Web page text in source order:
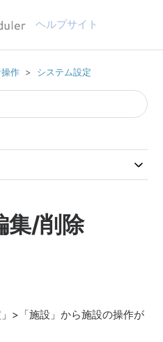
ヘルプサイト
作 システム設定
集/削除
>「施設」から施設の操作が